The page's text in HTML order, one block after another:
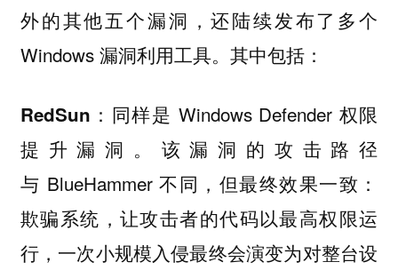
外的其他五个漏洞，还陆续发布了多个
Windows 漏洞利用工具。其中包括：
RedSun ：同样是 Windows Defender 权限
提升漏洞。该漏洞的攻击路径
与 BlueHammer 不同，但最终效果一致：
欺骗系统，让攻击者的代码以最高权限运
行，一次小规模入侵最终会演变为对整台设